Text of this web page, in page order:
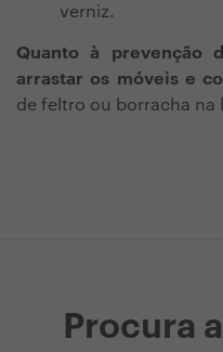
verniz.
Quanto à prevenção
arrastar os móveis e
de feltro ou borracha na
Procura